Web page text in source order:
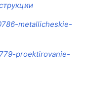
metallicheskie-
proektirovanie-